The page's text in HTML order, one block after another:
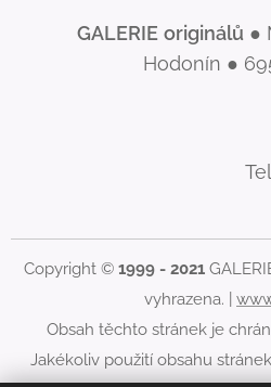
GALERIE originálů ●
Hodonín ●
Copyright © 1999 - 2021
vyhrazena. |
Obsah těchto stránek je
Jakékoliv použití obsahu